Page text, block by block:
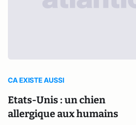
CA EXISTE AUSSI
Etats-Unis : un chien
allergique aux humains